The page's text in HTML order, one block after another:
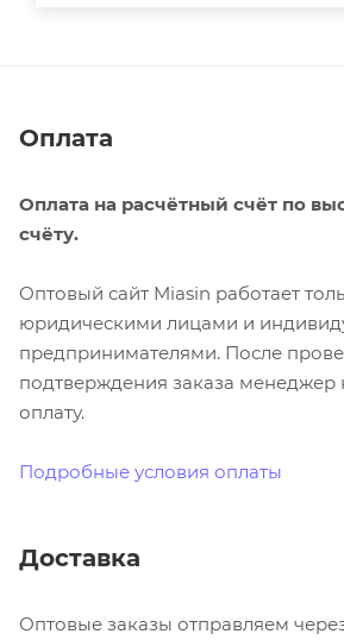
Оплата
Оплата на расчётный счёт по
счёту.
Оптовый сайт Miasin работает
юридическими лицами и
предпринимателями. После
подтверждения заказа менеджер
оплату.
Подробные условия оплаты
Доставка
Оптовые заказы отправляем